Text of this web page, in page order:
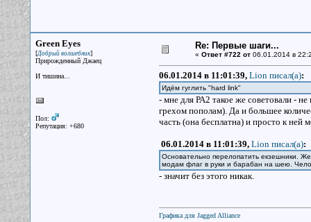
Green Eyes
[Добрый волшебник]
Прирожденный Джаец
И тишина...
Пол:
Репутация: +680
Re: Первые шаги...
« Ответ #722 от06.01.2014 в
06.01.2014 в 11:01:39, Lion писал(a):
Идём гуглить "hard link"
- мне для РА2 такое же советовали -
грехом пополам). Да и большее
часть (она бесплатна) и просто к ней
06.01.2014 в 11:01:39, Lion писал(a):
Основательно перелопатить екзешники.
модам флаг в руки и барабан на шею.
- значит без этого никак.
Графика для Jagged Alliance